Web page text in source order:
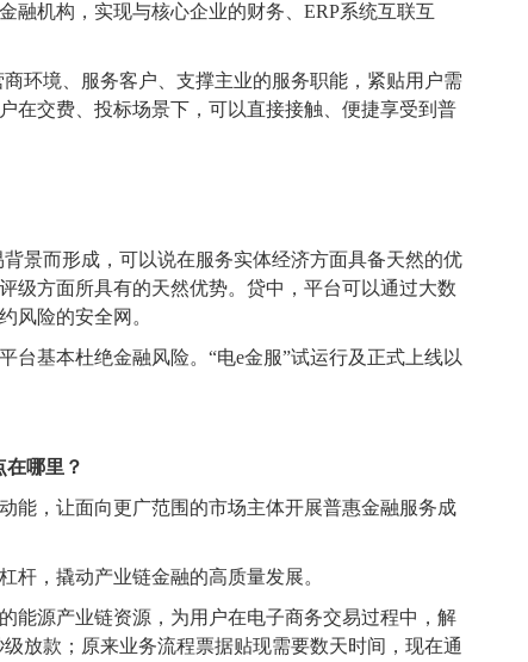
融机构，实现与核心企业的财务、ERP系统互联互
环境、服务客户、支撑主业的服务职能，紧贴用户需
在交费、投标场景下，可以直接接触、便捷享受到普
景而形成，可以说在服务实体经济方面具备天然的优
级方面所具有的天然优势。贷中，平台可以通过大数
风险的安全网。
基本杜绝金融风险。“电e金服”试运行及正式上线以
哪里？
能，让面向更广范围的市场主体开展普惠金融服务成
，撬动产业链金融的高质量发展。
能源产业链资源，为用户在电子商务交易过程中，解
放款；原来业务流程票据贴现需要数天时间，现在通